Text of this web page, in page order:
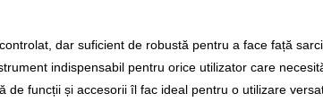
dar suficient de robustă pentru a face față
indispensabil pentru orice utilizator care
funcții și accesorii îl fac ideal pentru o utilizare